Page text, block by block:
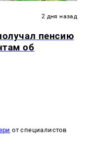
2 дня назад
пенсию
об
от специалистов